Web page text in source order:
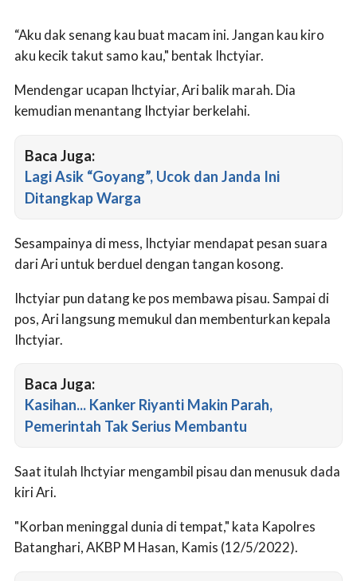
“Aku dak senang kau buat macam ini. Jangan kau kiro
aku kecik takut samo kau," bentak Ihctyiar.
Mendengar ucapan Ihctyiar, Ari balik marah. Dia
kemudian menantang Ihctyiar berkelahi.
Baca Juga:
Lagi Asik “Goyang”, Ucok dan Janda Ini
Ditangkap Warga
Sesampainya di mess, Ihctyiar mendapat pesan suara
dari Ari untuk berduel dengan tangan kosong.
Ihctyiar pun datang ke pos membawa pisau. Sampai di
pos, Ari langsung memukul dan membenturkan kepala
Ihctyiar.
Baca Juga:
Kasihan... Kanker Riyanti Makin Parah,
Pemerintah Tak Serius Membantu
Saat itulah Ihctyiar mengambil pisau dan menusuk dada
kiri Ari.
"Korban meninggal dunia di tempat," kata Kapolres
Batanghari, AKBP M Hasan, Kamis (12/5/2022).